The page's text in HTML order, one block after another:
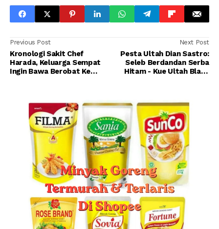
Previous Post
Kronologi Sakit Chef
Harada, Keluarga Sempat
Ingin Bawa Berobat Ke
Next Post
Pesta Ultah Dian Sastro:
Seleb Berdandan Serba
Hitam - Kue Ultah Black